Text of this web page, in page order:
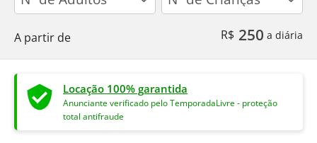
A partir de R$ 250 a diária
Locação 100% garantida
Anunciante verificado pelo TemporadaLivre - proteção
total antifraude